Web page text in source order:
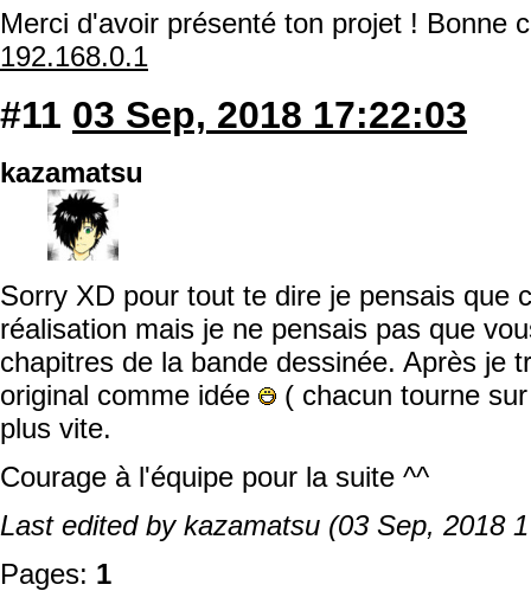
Merci d'avoir présenté ton projet ! Bonne
192.168.0.1
#11 03 Sep, 2018 17:22:03
kazamatsu
Sorry XD pour tout te dire je pensais que
réalisation mais je ne pensais pas que
chapitres de la bande dessinée. Après je
original comme idée
( chacun tourne
plus vite.
Courage à l'équipe pour la suite ^^
Last edited by kazamatsu (03 Sep, 2018
Pages: 1